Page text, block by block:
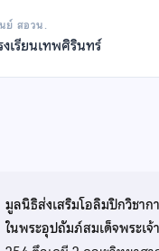
ย์ สอวน.
งเรียนเทพศิรินทร์
มูลนิธิส่งเสริมโอลิมปิกวิชา
ในพระอุปถัมภ์สมเด็จพระเ